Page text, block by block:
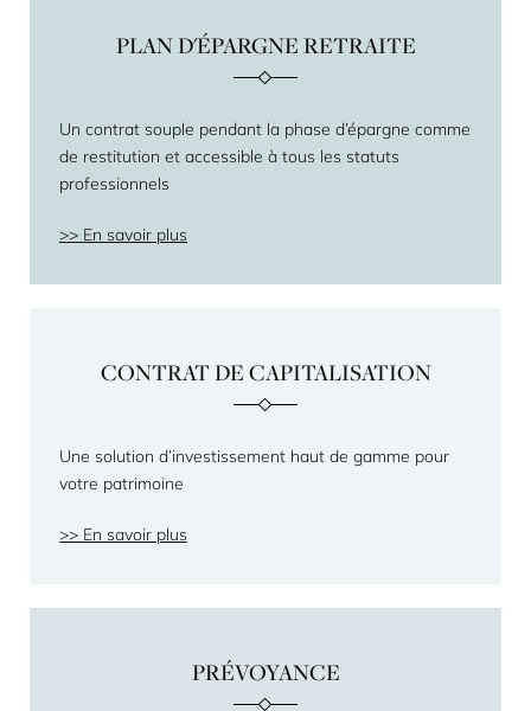
PLAN D'ÉPARGNE RETRAITE
Un contrat souple pendant la phase d’épargne comme
de restitution et accessible à tous les statuts
professionnels
En savoir plus
CONTRAT DE CAPITALISATION
Une solution d’investissement haut de gamme pour
votre patrimoine
En savoir plus
PRÉVOYANCE